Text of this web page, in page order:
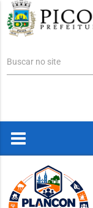
Buscar no site